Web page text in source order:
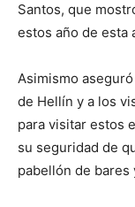
Santos, que
estos año de esta
Asimismo
de Hellín y a los
para visitar estos
su seguridad de
pabellón de bares